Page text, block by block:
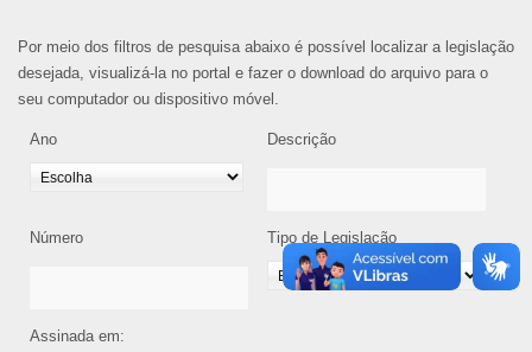
Por meio dos filtros de pesquisa abaixo é possível localizar a legislação
desejada, visualizá-la no portal e fazer o download do arquivo para o
seu computador ou dispositivo móvel.
Ano Descrição
Número Tipo de Legislação
Assinada em: